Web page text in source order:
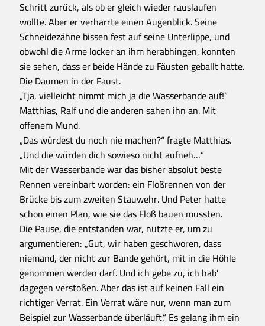
Schritt zurück, als ob er gleich wieder rauslaufen
wollte. Aber er verharrte einen Augenblick. Seine
Schneidezähne bissen fest auf seine Unterlippe, und
obwohl die Arme locker an ihm herabhingen, konnten
sie sehen, dass er beide Hände zu Fäusten geballt hatte.
Die Daumen in der Faust.
„Tja, vielleicht nimmt mich ja die Wasserbande auf!“
Matthias, Ralf und die anderen sahen ihn an. Mit
offenem Mund.
„Das würdest du noch nie machen?“ fragte Matthias.
„Und die würden dich sowieso nicht aufneh…“
Mit der Wasserbande war das bisher absolut beste
Rennen vereinbart worden: ein Floßrennen von der
Brücke bis zum zweiten Stauwehr. Und Peter hatte
schon einen Plan, wie sie das Floß bauen mussten.
Die Pause, die entstanden war, nutzte er, um zu
argumentieren: „Gut, wir haben geschworen, dass
niemand, der nicht zur Bande gehört, mit in die Höhle
genommen werden darf. Und ich gebe zu, ich hab’
dagegen verstoßen. Aber das ist auf keinen Fall ein
richtiger Verrat. Ein Verrat wäre nur, wenn man zum
Beispiel zur Wasserbande überläuft.“ Es gelang ihm ein